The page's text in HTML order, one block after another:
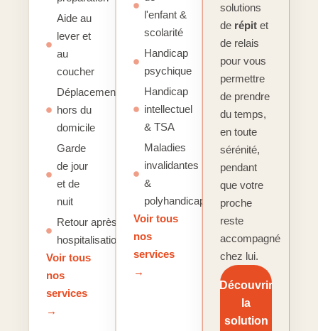
Aide au
lever et
au
coucher
Déplacements
hors du
domicile
Garde
de jour
et de
nuit
Retour après
hospitalisation
Voir tous
nos
services
→
l'enfant &
scolarité
Handicap
psychique
Handicap
intellectuel
& TSA
Maladies
invalidantes
&
polyhandicap
Voir tous
nos
services
→
solutions
de répit et
de relais
pour vous
permettre
de prendre
du temps,
en toute
sérénité,
pendant
que votre
proche
reste
accompagné
chez lui.
Découvrir
la
solution